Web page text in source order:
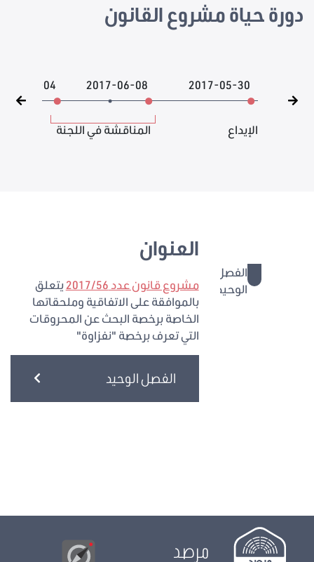
دورة حياة مشروع القانون
2017-05-30
الإيداع
2017-06-08
07-04
المناقشة في اللجنة
الفصل
الوحيد
العنوان
مشروع قانون عدد 2017/56
يتعلق
بالموافقة على الاتفاقية وملحقاتها
الخاصة برخصة البحث عن المحروقات
التي تعرف برخصة "نفزاوة"
الفصل الوحيد
مرصد